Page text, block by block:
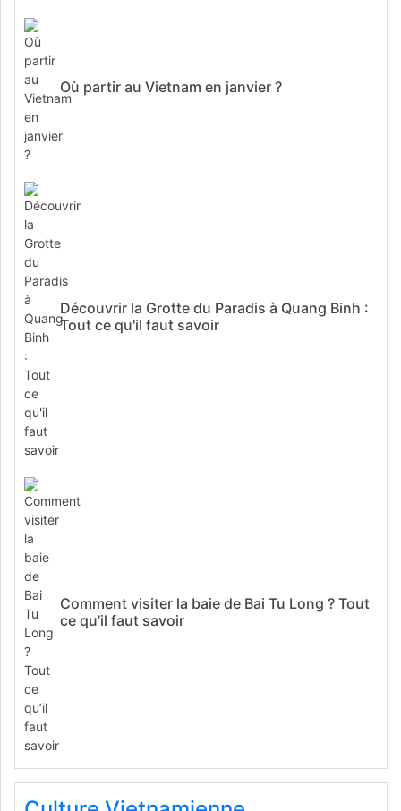
Où partir au Vietnam en janvier ?
Découvrir la Grotte du Paradis à Quang Binh :
Tout ce qu'il faut savoir
Comment visiter la baie de Bai Tu Long ? Tout
ce qu’il faut savoir